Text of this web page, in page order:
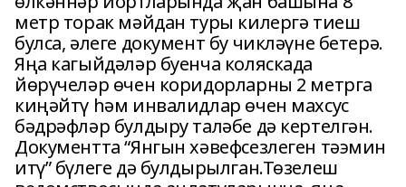
метр торак мәйдан туры килергә тиеш
булса, әлеге документ бу чикләүне бетерә.
Яңа кагыйдәләр буенча коляскада
йөрүчеләр өчен коридорларны 2 метрга
киңәйтү һәм инвалидлар өчен махсус
бәдрәфләр булдыру таләбе дә кертелгән.
Документта “Янгын хәвефсезлеген тәэмин
итү” бүлеге дә булдырылган.Төзелеш